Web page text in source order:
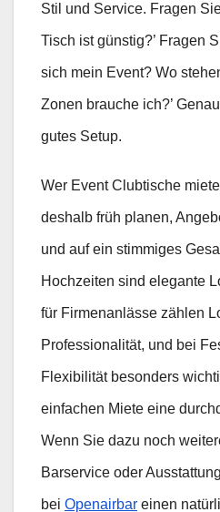
Stil und Service. Fragen
Tisch ist günstig?’ Fragen
sich mein Event? Wo
Zonen brauche ich?’
gutes Setup.
Wer Event Clubtische
deshalb früh planen,
und auf ein stimmiges
Hochzeiten sind elegante
für Firmenanlässe zählen
Professionalität, und bei
Flexibilität besonders
einfachen Miete eine
Wenn Sie dazu noch
Barservice oder
bei Openairbar einen